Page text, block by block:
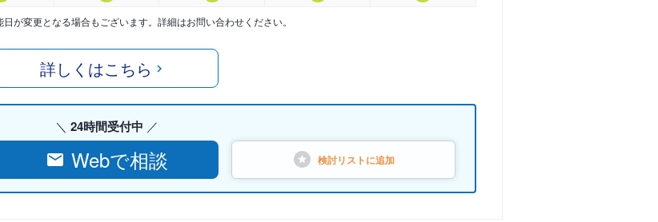
が変更となる場合もございます。詳細はお問い合わせください。
詳しくはこちら
24時間受付中
Webで相談 検討リストに追加